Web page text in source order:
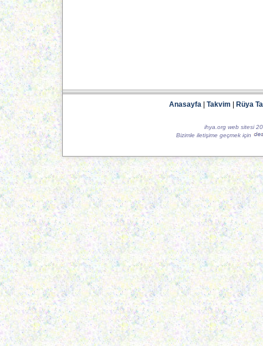
Anasayfa Takvim Rüya
ihya.org web sitesi
Bizimle iletişime geçmek için